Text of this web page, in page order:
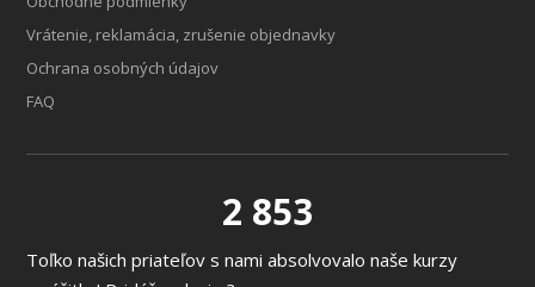
Vrátenie, reklamácia, zrušenie objednavky
Ochrana osobných údajov
FAQ
2 853
Toľko našich priateľov s nami absolvovalo naše kurzy